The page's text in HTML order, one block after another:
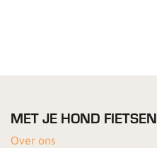
MET JE HOND FIETSEN
Over ons